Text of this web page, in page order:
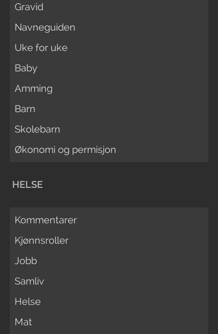
Gravid
Navneguiden
Uke for uke
Baby
Amming
Barn
Skolebarn
Økonomi og permisjon
HELSE
Kommentarer
Kjønnsroller
Jobb
Samliv
Helse
Mat